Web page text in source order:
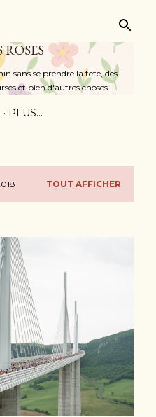
sans se prendre la tête, des
et bien d'autres choses ...
PLUS…
TOUT AFFICHER